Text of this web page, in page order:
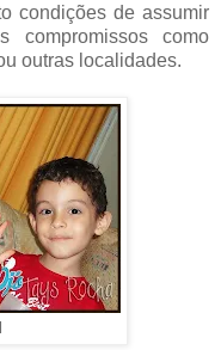
condições de assumir
compromissos como
outras localidades.